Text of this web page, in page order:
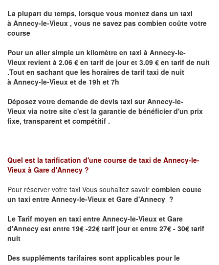
La plupart du temps, lorsque vous montez dans un taxi
à Annecy-le-Vieux , vous ne savez pas combien coûte votre
course
Pour un aller simple un kilomètre en taxi à Annecy-le-
Vieux revient à 2.06 € en tarif de jour et 3.09 € en tarif de nuit
.Tout en sachant que les horaires de tarif taxi de nuit
à Annecy-le-Vieux et de 19h et 7h
Déposez votre demande de devis taxi surAnnecy-le-
Vieux via notre site c'est la garantie de bénéficier d'un prix
fixe, transparent et compétitif .
Quel est la tarification d'une course de taxi de Annecy-le-
Vieux à Gare d'Annecy ?
Pour réserver votre taxi Vous souhaitez savoir combien coute
un taxi entre Annecy-le-Vieux et Gare d'Annecy ?
Le Tarif moyen en taxi entre Annecy-le-Vieux et Gare
d'Annecy est entre 19€ -22€ tarif jour et entre 27€ - 30€ tarif
nuit
Des suppléments tarifaires sont applicables pour le